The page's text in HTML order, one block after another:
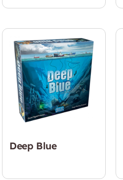
Deep Blue